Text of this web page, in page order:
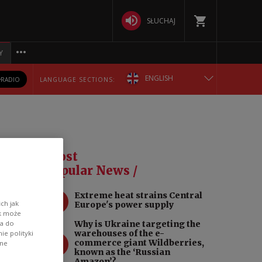
SŁUCHAJ
RADIO LANGUAGE SECTIONS: ENGLISH
РУССКИЙ
УКРАЇНСЬКА
Most
Popular News /
Extreme heat strains Central
Europe's power supply
Why is Ukraine targeting the
warehouses of the e-
commerce giant Wildberries,
known as the ‘Russian
jak
może
do
polityki